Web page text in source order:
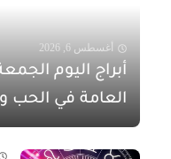
أغسطس 6, 2026
العامة في الحب